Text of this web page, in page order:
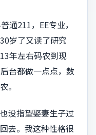
通211，EE专业，
岁了又读了研究
年左右码农到现
台都做一点点，数
。
没指望娶妻生子过
去。我这种性格很